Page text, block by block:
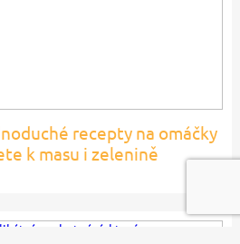
recepty na omáčky
k masu i zelenině